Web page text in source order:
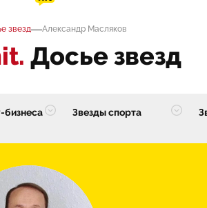
звезд—Александр Масляков
Досье звезд
бизнеса Звезды спорта